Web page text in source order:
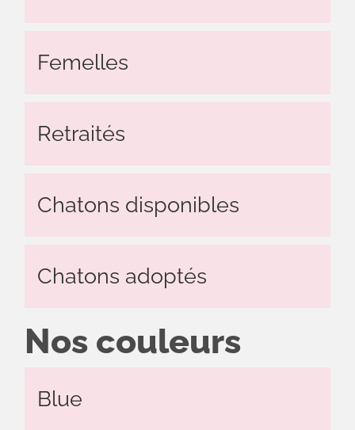
chatFemelles
Retraités
Chatons disponibles
Chatons adoptés
Nos couleurs
Blue